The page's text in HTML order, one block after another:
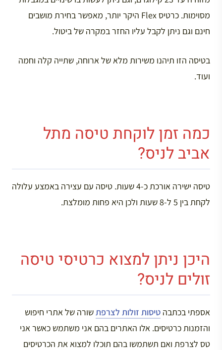
מסוימות. כרטיס Flex היקר יותר, מאפשר בחירת מושבים
חינם וגם ניתן לקבל עליו החזר במקרה של ביטול.
בטיסה הזו תיהנו משירות מלא של ארוחה, שתייה קלה וחמה
ועוד.
כמה זמן לוקחת טיסה מתל
אביב לניס?
טיסה ישירה אורכת כ-4 שעות. טיסה עם עצירה באמצע עלולה
לקחת בין 5 ל-8 שעות ולכן היא פחות מומלצת.
היכן ניתן למצוא כרטיסי טיסה
זולים לניס?
אספתי בכתבה טיסות זולות לצרפתשורה של אתרי חיפוש
והזמנות כרטיסים. אלו האתרים בהם אני משתמש כאשר אני
טס לצרפת ואם תשתמשו בהם תוכלו למצוא את הכרטיסים